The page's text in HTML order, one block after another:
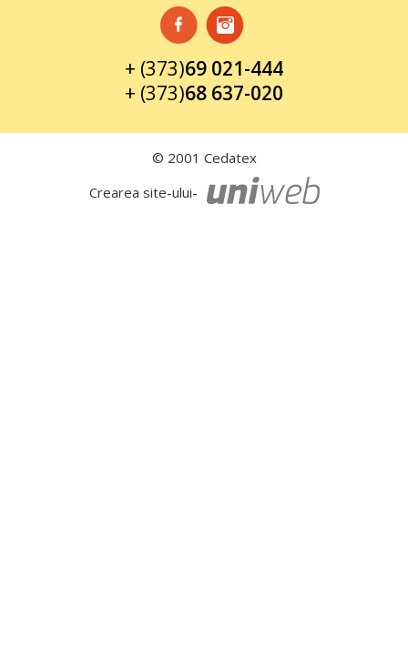
+ (373)69 021-444
+ (373)68 637-020
© 2001 Cedatex
Crearea site-ului-